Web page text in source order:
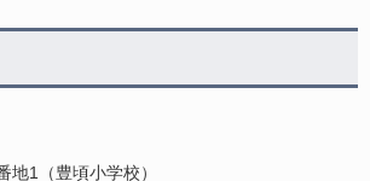
地1（豊頃小学校）